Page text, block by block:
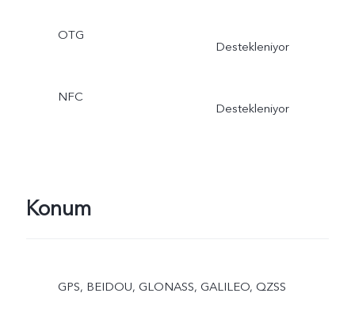
OTG
Destekleniyor
NFC
Destekleniyor
Konum
GPS, BEIDOU, GLONASS, GALILEO, QZSS